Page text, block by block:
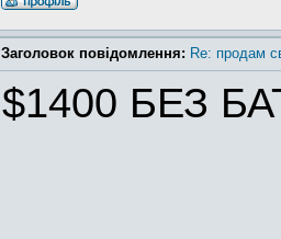
Заголовок повідомлення: Re: продам
$1400 БЕЗ